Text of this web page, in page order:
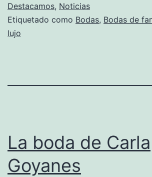
Destacamos, Noticias
Etiquetado como Bodas, Bodas de
lujo
La boda de Carla
Goyanes